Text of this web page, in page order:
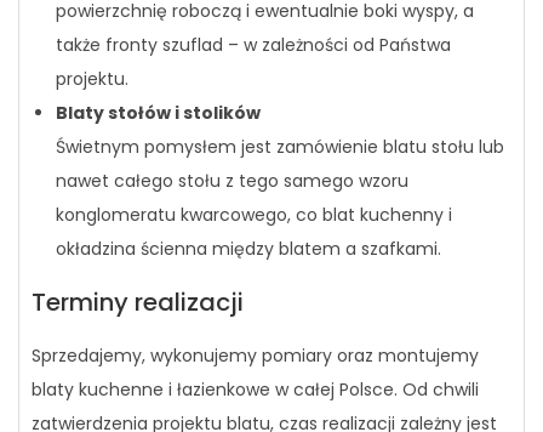
powierzchnię roboczą i ewentualnie boki wyspy, a
także fronty szuflad – w zależności od Państwa
projektu.
Blaty stołów i stolików
Świetnym pomysłem jest zamówienie blatu stołu lub
nawet całego stołu z tego samego wzoru
konglomeratu kwarcowego, co blat kuchenny i
okładzina ścienna między blatem a szafkami.
Terminy realizacji
Sprzedajemy, wykonujemy pomiary oraz montujemy
blaty kuchenne i łazienkowe w całej Polsce. Od chwili
zatwierdzenia projektu blatu, czas realizacji zależny jest